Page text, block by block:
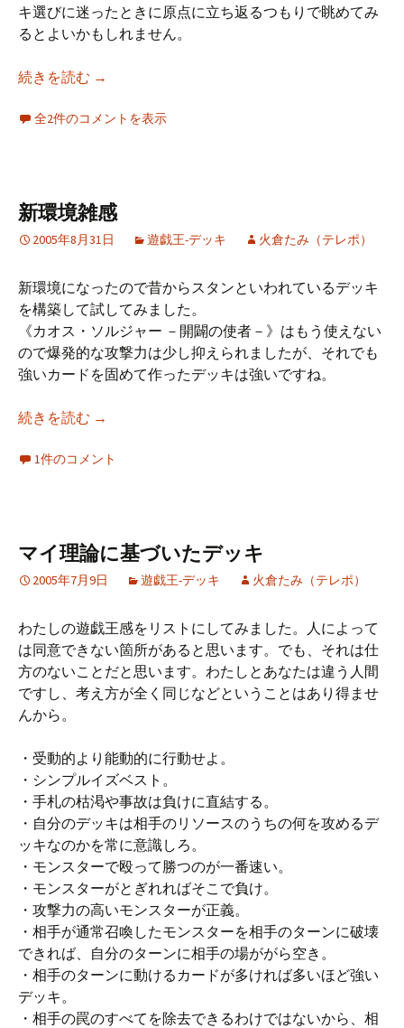
キ選びに迷ったときに原点に立ち返るつもりで眺めてみ
るとよいかもしれません。
続きを読む アサイカリバー
→
全2件のコメントを表示
新環境雑感
2005年8月31日 遊戯王-デッキ 火倉たみ（テレポ）
新環境になったので昔からスタンといわれているデッキ
を構築して試してみました。
《カオス・ソルジャー －開闢の使者－》はもう使えない
ので爆発的な攻撃力は少し抑えられましたが、それでも
強いカードを固めて作ったデッキは強いですね。
続きを読む 新環境雑感
→
1件のコメント
マイ理論に基づいたデッキ
2005年7月9日 遊戯王-デッキ 火倉たみ（テレポ）
わたしの遊戯王感をリストにしてみました。人によって
は同意できない箇所があると思います。でも、それは仕
方のないことだと思います。わたしとあなたは違う人間
ですし、考え方が全く同じなどということはあり得ませ
んから。
・受動的より能動的に行動せよ。
・シンプルイズベスト。
・手札の枯渇や事故は負けに直結する。
・自分のデッキは相手のリソースのうちの何を攻めるデ
ッキなのかを常に意識しろ。
・モンスターで殴って勝つのが一番速い。
・モンスターがとぎれればそこで負け。
・攻撃力の高いモンスターが正義。
・相手が通常召喚したモンスターを相手のターンに破壊
できれば、自分のターンに相手の場ががら空き。
・相手のターンに動けるカードが多ければ多いほど強い
デッキ。
・相手の罠のすべてを除去できるわけではないから、相